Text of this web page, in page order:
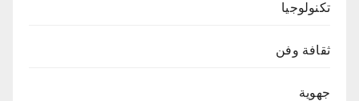
تكنولوجيا
ثقافة وفن
جهوية